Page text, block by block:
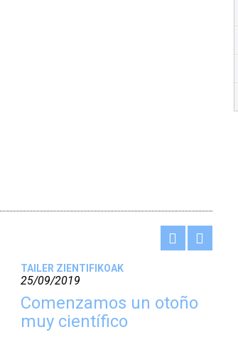
TAILER ZIENTIFIKOAK
25/09/2019
Comenzamos un otoño
muy científico